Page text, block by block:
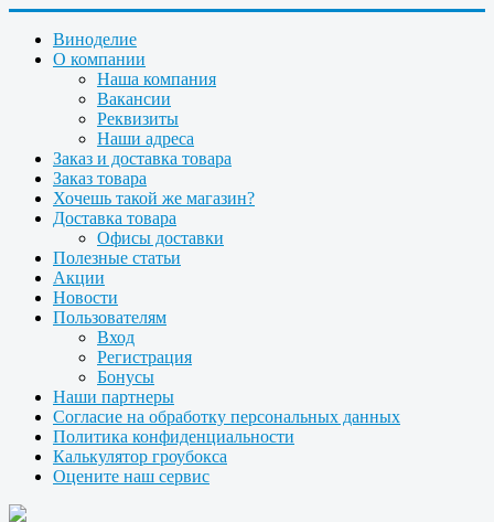
Виноделие
О компании
Наша компания
Вакансии
Реквизиты
Наши адреса
Заказ и доставка товара
Заказ товара
Хочешь такой же магазин?
Доставка товара
Офисы доставки
Полезные статьи
Акции
Новости
Пользователям
Вход
Регистрация
Бонусы
Наши партнеры
Согласие на обработку персональных данных
Политика конфиденциальности
Калькулятор гроубокса
Оцените наш сервис